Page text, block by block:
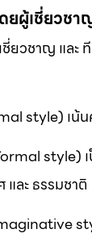
ยผู้เชี่ยวชา
ยวชาญ แล
style) เน้น
style)
และ ธรรมชาติ